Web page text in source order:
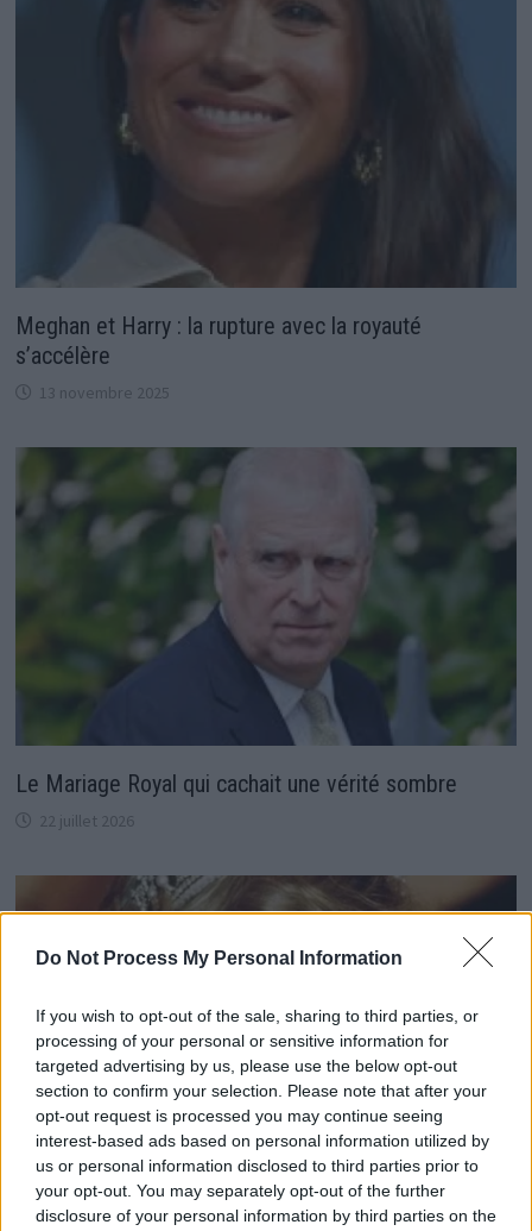
Do Not Process My Personal Information
If you wish to opt-out of the sale, sharing to third parties, or
processing of your personal or sensitive information for
targeted advertising by us, please use the below opt-out
section to confirm your selection. Please note that after your
opt-out request is processed you may continue seeing
interest-based ads based on personal information utilized by
us or personal information disclosed to third parties prior to
your opt-out. You may separately opt-out of the further
disclosure of your personal information by third parties on the
Meghan et Harry : la rupture avec la royauté
s’accélère
13 novembre 2025
Le Mariage Royal qui cachait une vérité sombre
22 juillet 2026
Le dernier message secret de Diana à Sarah